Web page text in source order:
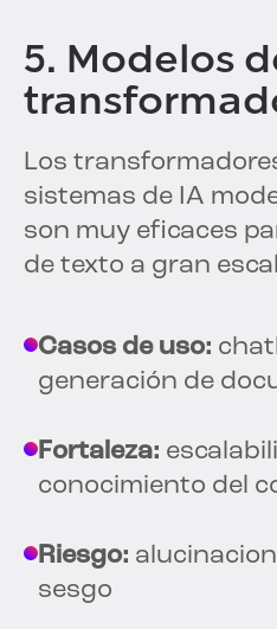
5. Modelos
Los
sistemas de IA
son muy eficaces
de texto a gran
Casos de uso:
generación de
Fortaleza:
conocimiento del
Riesgo:
sesgo